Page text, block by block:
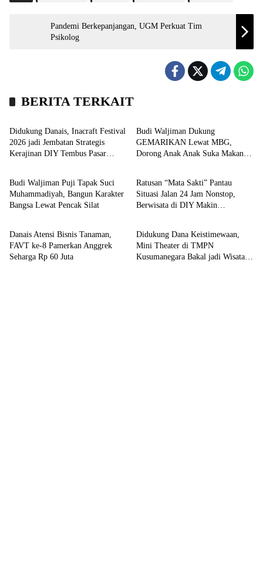
Pandemi Berkepanjangan, UGM Perkuat Tim
Psikolog
BERITA TERKAIT
Headline
Didukung Danais, Inacraft Festival
2026 jadi Jembatan Strategis
Kerajinan DIY Tembus Pasar
Budi Waljiman Dukung
GEMARIKAN Lewat MBG,
Dorong Anak Anak Suka Makan
Kronika
Budi Waljiman Puji Tapak Suci
Muhammadiyah, Bangun Karakter
Bangsa Lewat Pencak Silat
Kronika
Ratusan “Mata Sakti” Pantau
Situasi Jalan 24 Jam Nonstop,
Berwisata di DIY Makin
Bisnis
Danais Atensi Bisnis Tanaman,
FAVT ke-8 Pamerkan Anggrek
Seharga Rp 60 Juta
Didukung Dana Keistimewaan,
Mini Theater di TMPN
Kusumanegara Bakal jadi Wisata